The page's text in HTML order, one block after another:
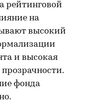
рейтинговой
на
высокий
и высокая
фонда